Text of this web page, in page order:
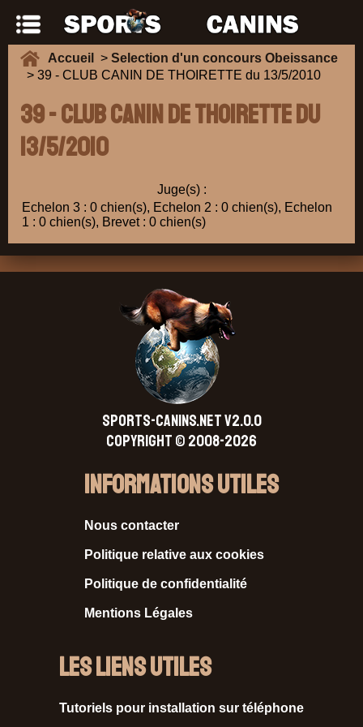
Accueil > Selection d'un concours Obeissance
> 39 - CLUB CANIN DE THOIRETTE du 13/5/2010
39 - CLUB CANIN DE THOIRETTE du
13/5/2010
Juge(s) :
Echelon 3 : 0 chien(s), Echelon 2 : 0 chien(s), Echelon
1 : 0 chien(s), Brevet : 0 chien(s)
SPORTS-CANINS.NET V2.0.0
Copyright © 2008-2026
Informations Utiles
Nous contacter
Politique relative aux cookies
Politique de confidentialité
Mentions Légales
Les liens utiles
Tutoriels pour installation sur téléphone